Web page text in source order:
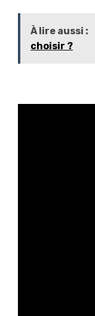
À lire aussi :
choisir ?